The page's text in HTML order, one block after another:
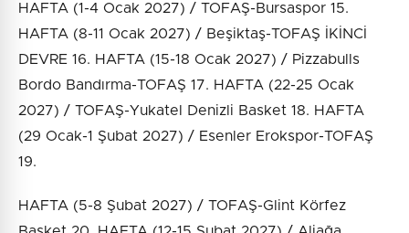
HAFTA (1-4 Ocak 2027) / TOFAŞ-Bursaspor 15.
HAFTA (8-11 Ocak 2027) / Beşiktaş-TOFAŞ İKİNCİ
DEVRE 16. HAFTA (15-18 Ocak 2027) / Pizzabulls
Bordo Bandırma-TOFAŞ 17. HAFTA (22-25 Ocak
2027) / TOFAŞ-Yukatel Denizli Basket 18. HAFTA
(29 Ocak-1 Şubat 2027) / Esenler Erokspor-TOFAŞ
19.
HAFTA (5-8 Şubat 2027) / TOFAŞ-Glint Körfez